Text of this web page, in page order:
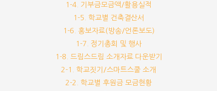
1-4. 기부금모금액/활용실적
1-5. 학교별 건축결산서
1-6. 홍보자료(방송/언론보도)
1-7. 정기총회 및 행사
1-8. 드림스드림 소개자료 다운받기
2-1. 학교짓기/스마트스쿨 소개
2-2. 학교별 후원금 모금현황